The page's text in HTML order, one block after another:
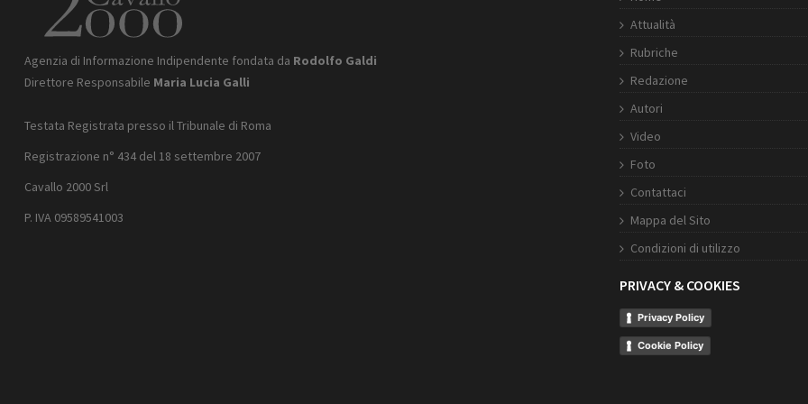
Agenzia di Informazione Indipendente fondata da Rodolfo Galdi
Direttore Responsabile Maria Lucia Galli
Testata Registrata presso il Tribunale di Roma
Registrazione n° 434 del 18 settembre 2007
Cavallo 2000 Srl
P. IVA 09589541003
Attualità
Rubriche
Redazione
Autori
Video
Foto
Contattaci
Mappa del Sito
Condizioni di utilizzo
PRIVACY & COOKIES
Privacy Policy
Cookie Policy